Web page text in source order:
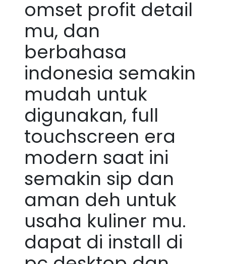
omset profit detail
mu, dan
berbahasa
indonesia semakin
mudah untuk
digunakan, full
touchscreen era
modern saat ini
semakin sip dan
aman deh untuk
usaha kuliner mu.
dapat di install di